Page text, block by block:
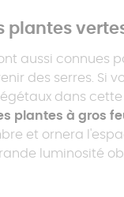
plantes
aussi connues
des serres. Si
dans
plantes à gros
et ornera
luminosité
leur